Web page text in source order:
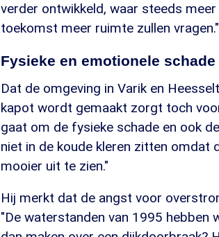
verder ontwikkeld, waar steeds
toekomst meer ruimte zullen vragen."
Fysieke en emotionele schade
Dat de omgeving in Varik en
kapot wordt gemaakt zorgt toch
gaat om de fysieke schade en ook
niet in de koude kleren zitten omdat
mooier uit te zien."
Hij merkt dat de angst voor
"De waterstanden van 1995 hebben